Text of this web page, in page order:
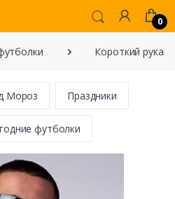
0
Короткий рукав
Мороз Праздники
футболки